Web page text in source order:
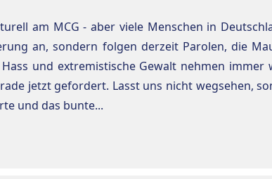
am MCG - aber viele Menschen in
an, sondern folgen derzeit Parolen, die
und extremistische Gewalt nehmen
jetzt gefordert. Lasst uns nicht wegsehen,
und das bunte...